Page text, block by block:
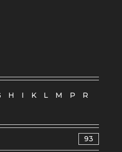
H I K L M P
R
93